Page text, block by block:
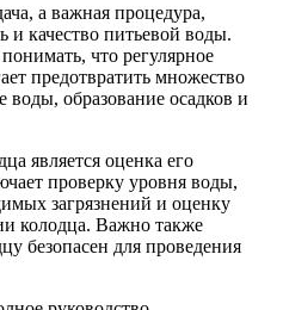
а важная процедура,
и качество питьевой воды.
что регулярное
предотвратить множество
воды, образование осадков и
является оценка его
проверку уровня воды,
загрязнений и оценку
колодца. Важно также
безопасен для проведения